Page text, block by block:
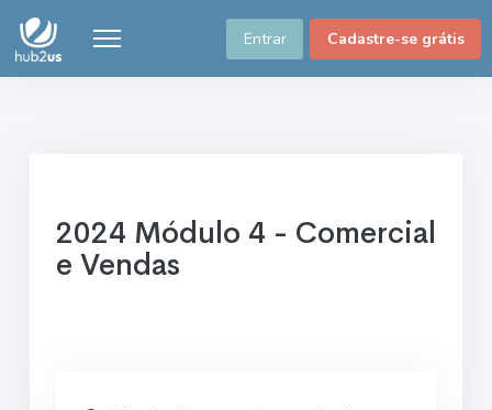
Entrar Cadastre-se grátis
2024 Módulo 4 - Comercial
e Vendas